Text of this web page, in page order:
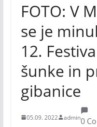
FOTO: V
se je
12.
šunke in
gibanice
05.09. 2022 admin0